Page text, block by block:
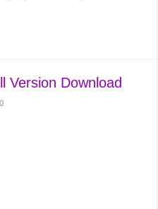
Version Download
0